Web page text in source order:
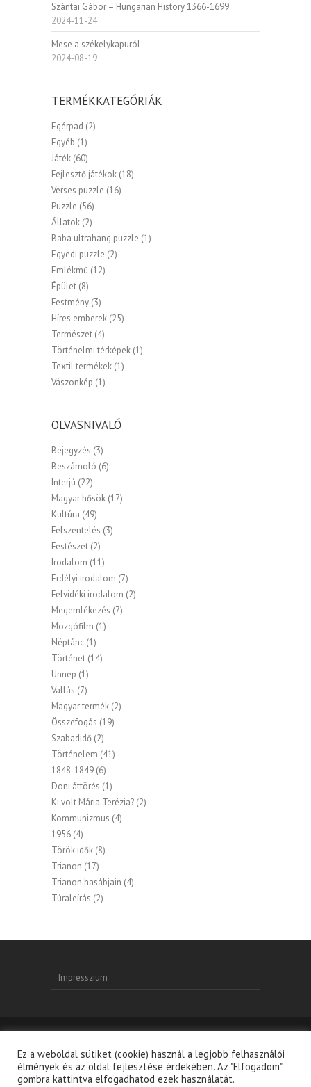
Szántai Gábor – Hungarian History 1366-1699
2024-11-24
Mese a székelykapuról
2024-08-19
TERMÉKKATEGÓRIÁK
Egérpad (2)
Egyéb (1)
Játék (60)
Fejlesztő játékok (18)
Verses puzzle (16)
Puzzle (56)
Állatok (2)
Baba ultrahang puzzle (1)
Egyedi puzzle (2)
Emlékmű (12)
Épület (8)
Festmény (3)
Híres emberek (25)
Természet (4)
Történelmi térképek (1)
Textil termékek (1)
Vászonkép (1)
OLVASNIVALÓ
Bejegyzés (3)
Beszámoló (6)
Interjú (22)
Magyar hősök (17)
Kultúra (49)
Felszentelés (3)
Festészet (2)
Irodalom (11)
Erdélyi irodalom (7)
Felvidéki irodalom (2)
Megemlékezés (7)
Mozgófilm (1)
Néptánc (1)
Történet (14)
Ünnep (1)
Vallás (7)
Magyar termék (2)
Összefogás (19)
Szabadidő (2)
Történelem (41)
1848-1849 (6)
Doni áttörés (1)
Ki volt Mária Terézia? (2)
Kommunizmus (4)
1956 (4)
Török idők (8)
Trianon (17)
Trianon hasábjain (4)
Túraleírás (2)
Impresszium
Copyright © 2026Magyarságunk Hungarikumunk|
Adatkezelési tájékoztató| Theme by:Theme Horse|
Ez a weboldal sütiket (cookie) használ a legjobb felhasználói
élmények és az oldal fejlesztése érdekében. Az "Elfogadom"
gombra kattintva elfogadhatod ezek használatát.